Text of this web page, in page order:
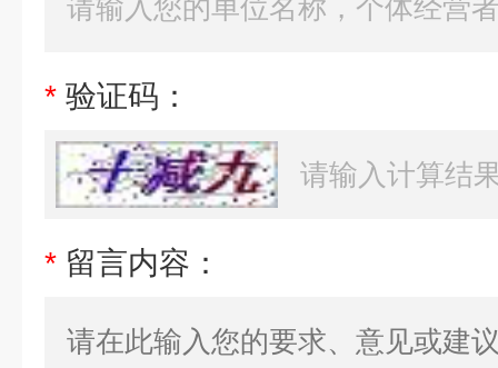
* 验证码：
* 留言内容：